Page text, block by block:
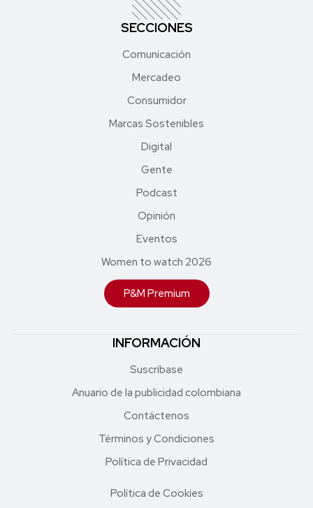
SECCIONES
Comunicación
Mercadeo
Consumidor
Marcas Sostenibles
Digital
Gente
Podcast
Opinión
Eventos
Women to watch 2026
P&M Premium
INFORMACIÓN
Suscríbase
Anuario de la publicidad colombiana
Contáctenos
Términos y Condiciones
Política de Privacidad
Política de Cookies